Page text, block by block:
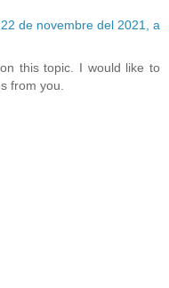
22 de novembre del 2021, a
this topic. I would like to
from you.